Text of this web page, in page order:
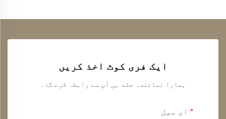
ایک فری کوٹ اخذ کریں
ہمارا نمائندہ جلد ہی آپ سے رابطہ کرے گا۔
ای میل